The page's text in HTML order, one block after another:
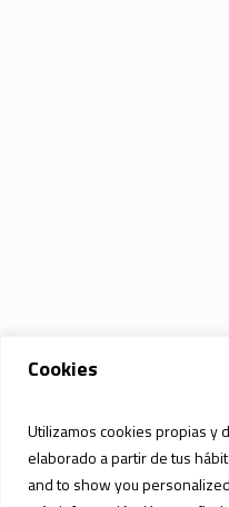
Cookies
Utilizamos cookies propias y
elaborado a partir de tus
and to show you